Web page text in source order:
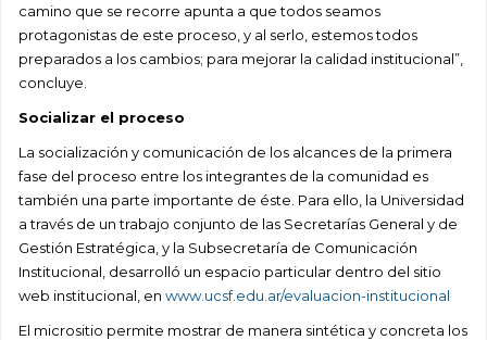
camino que se recorre apunta a que todos seamos
protagonistas de este proceso, y al serlo, estemos todos
preparados a los cambios; para mejorar la calidad institucional”,
concluye.
Socializar el proceso
La socialización y comunicación de los alcances de la primera
fase del proceso entre los integrantes de la comunidad es
también una parte importante de éste. Para ello, la Universidad
a través de un trabajo conjunto de las Secretarías General y de
Gestión Estratégica, y la Subsecretaría de Comunicación
Institucional, desarrolló un espacio particular dentro del sitio
web institucional, en www.ucsf.edu.ar/evaluacion-institucional
El micrositio permite mostrar de manera sintética y concreta los